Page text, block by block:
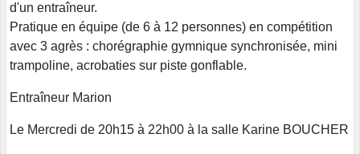
d'un entraîneur.
Pratique en équipe (de 6 à 12 personnes) en compétition
avec 3 agrès : chorégraphie gymnique synchronisée, mini
trampoline, acrobaties sur piste gonflable.
Entraîneur Marion
Le Mercredi de 20h15 à 22h00 à la salle Karine BOUCHER